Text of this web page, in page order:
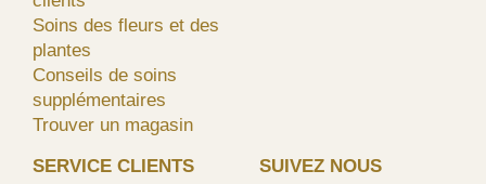
Soins des fleurs et des
plantes
Conseils de soins
supplémentaires
Trouver un magasin
SERVICE CLIENTS SUIVEZ NOUS